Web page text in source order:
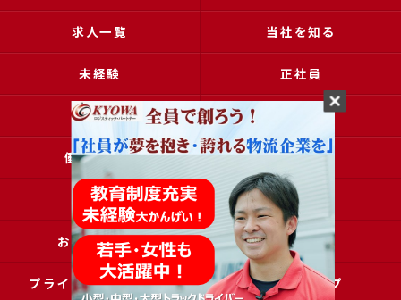
求人一覧 当社を知る
未経験 正社員
高収入
働きやすい アクセス
ブログ コラム
お問い合わせ 採用申込
プライバシーポリシー サイトマップ